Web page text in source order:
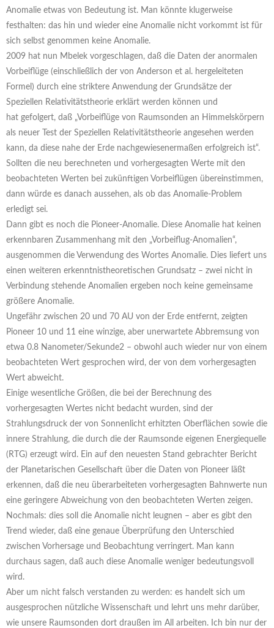
Anomalie etwas von Bedeutung ist. Man könnte klugerweise
festhalten: das hin und wieder eine Anomalie nicht vorkommt ist für
sich selbst genommen keine Anomalie.
2009 hat nun Mbelek vorgeschlagen, daß die Daten der anormalen
Vorbeiflüge (einschließlich der von Anderson et al. hergeleiteten
Formel) durch eine striktere Anwendung der Grundsätze der
Speziellen Relativitätstheorie erklärt werden können und
hat gefolgert, daß „Vorbeiflüge von Raumsonden an Himmelskörpern
als neuer Test der Speziellen Relativitätstheorie angesehen werden
kann, da diese nahe der Erde nachgewiesenermaßen erfolgreich ist“.
Sollten die neu berechneten und vorhergesagten Werte mit den
beobachteten Werten bei zukünftigen Vorbeiflügen übereinstimmen,
dann würde es danach aussehen, als ob das Anomalie-Problem
erledigt sei.
Dann gibt es noch die Pioneer-Anomalie. Diese Anomalie hat keinen
erkennbaren Zusammenhang mit den „Vorbeiflug-Anomalien“,
ausgenommen die Verwendung des Wortes Anomalie. Dies liefert uns
einen weiteren erkenntnistheoretischen Grundsatz – zwei nicht in
Verbindung stehende Anomalien ergeben noch keine gemeinsame
größere Anomalie.
Ungefähr zwischen 20 und 70 AU von der Erde entfernt, zeigten
Pioneer 10 und 11 eine winzige, aber unerwartete Abbremsung von
etwa 0.8 Nanometer/Sekunde2 – obwohl auch wieder nur von einem
beobachteten Wert gesprochen wird, der von dem vorhergesagten
Wert abweicht.
Einige wesentliche Größen, die bei der Berechnung des
vorhergesagten Wertes nicht bedacht wurden, sind der
Strahlungsdruck der von Sonnenlicht erhitzten Oberflächen sowie die
innere Strahlung, die durch die der Raumsonde eigenen Energiequelle
(RTG) erzeugt wird. Ein auf den neuesten Stand gebrachter Bericht
der Planetarischen Gesellschaft über die Daten von Pioneer läßt
erkennen, daß die neu überarbeiteten vorhergesagten Bahnwerte nun
eine geringere Abweichung von den beobachteten Werten zeigen.
Nochmals: dies soll die Anomalie nicht leugnen – aber es gibt den
Trend wieder, daß eine genaue Überprüfung den Unterschied
zwischen Vorhersage und Beobachtung verringert. Man kann
durchaus sagen, daß auch diese Anomalie weniger bedeutungsvoll
wird.
Aber um nicht falsch verstanden zu werden: es handelt sich um
ausgesprochen nützliche Wissenschaft und lehrt uns mehr darüber,
wie unsere Raumsonden dort draußen im All arbeiten. Ich bin nur der